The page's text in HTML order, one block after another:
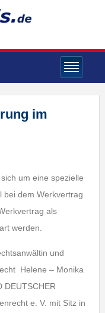
im
um eine spezielle
bei dem Werkvertrag
als
werden.
und
Helene – Monika
DEUTSCHER
e. V. mit Sitz in